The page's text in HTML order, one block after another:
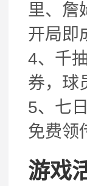
里、詹
开局即
4、千
券，球
5、七
免费领
游戏